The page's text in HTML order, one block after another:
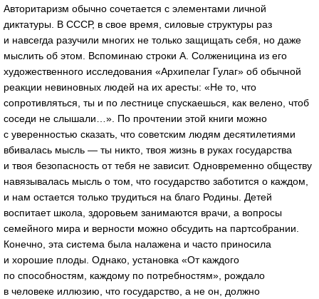
Авторитаризм обычно сочетается с элементами личной
диктатуры. В СССР, в свое время, силовые структуры раз
и навсегда разучили многих не только защищать себя, но даже
мыслить об этом. Вспоминаю строки А. Солженицина из его
художественного исследования «Архипелаг Гулаг» об обычной
реакции невиновных людей на их аресты: «Не то, что
сопротивляться, ты и по лестнице спускаешься, как велено, чтоб
соседи не слышали…». По прочтении этой книги можно
с уверенностью сказать, что советским людям десятилетиями
вбивалась мысль — ты никто, твоя жизнь в руках государства
и твоя безопасность от тебя не зависит. Одновременно обществу
навязывалась мысль о том, что государство заботится о каждом,
и нам остается только трудиться на благо Родины. Детей
воспитает школа, здоровьем занимаются врачи, а вопросы
семейного мира и верности можно обсудить на партсобрании.
Конечно, эта система была налажена и часто приносила
и хорошие плоды. Однако, установка «От каждого
по способностям, каждому по потребностям», рождало
в человеке иллюзию, что государство, а не он, должно